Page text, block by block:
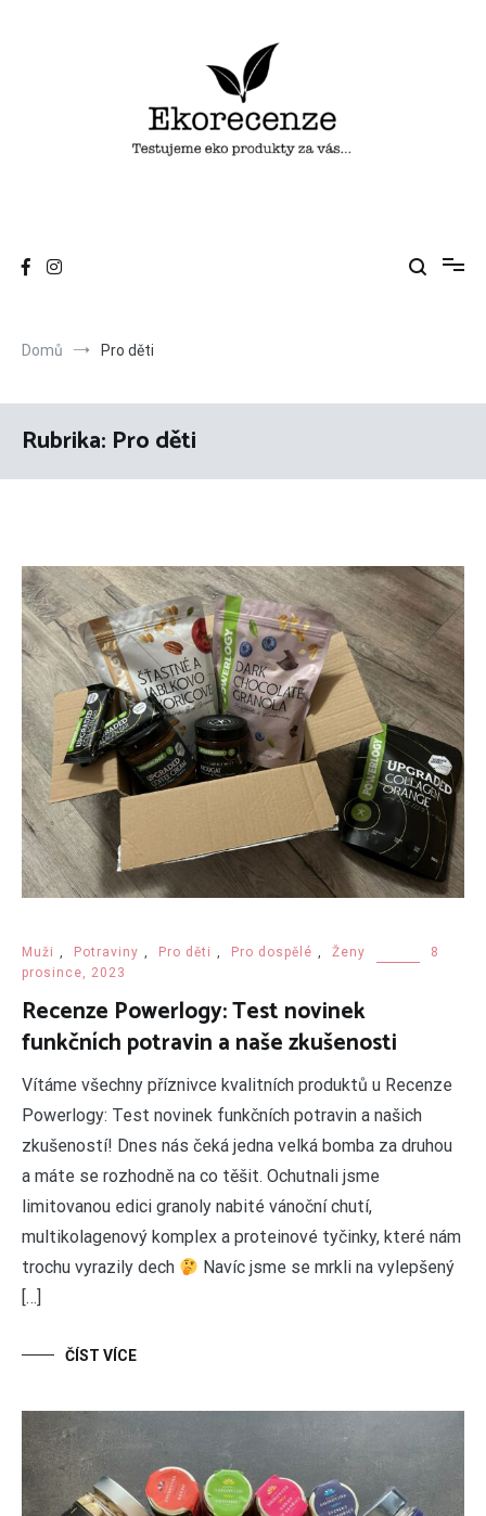
Domů Pro děti
Rubrika: Pro děti
Muži , Potraviny , Pro děti , Pro dospělé , Ženy
8
prosince, 2023
Recenze Powerlogy: Test novinek
funkčních potravin a naše zkušenosti
Vítáme všechny příznivce kvalitních produktů u Recenze
Powerlogy: Test novinek funkčních potravin a našich
zkušeností! Dnes nás čeká jedna velká bomba za druhou
a máte se rozhodně na co těšit. Ochutnali jsme
limitovanou edici granoly nabité vánoční chutí,
multikolagenový komplex a proteinové tyčinky, které nám
trochu vyrazily dech
Navíc jsme se mrkli na vylepšený
[…]
ČÍST VÍCE